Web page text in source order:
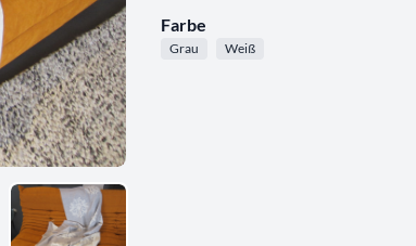
Farbe
Grau Weiß